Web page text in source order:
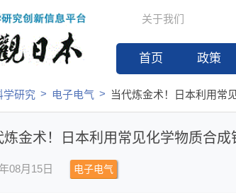
关于我们
首页 政策
学研究 > 电子电气 > 当代炼金术！日本利用常
炼金术！日本利用常见化学物质合
08月15日 电子电气